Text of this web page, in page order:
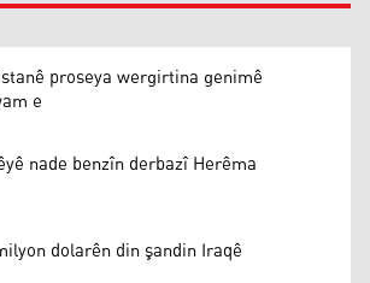
proseya wergirtina genimê
e
nade benzîn derbazî Herêma
dolarên din şandin Iraqê